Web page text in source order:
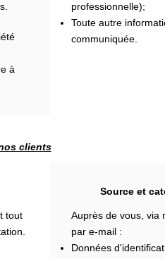
à
professionnelle);
Toute autre
communiquée.
clients
tout
Source et
Auprès de vous, via
par e-mail :
Données